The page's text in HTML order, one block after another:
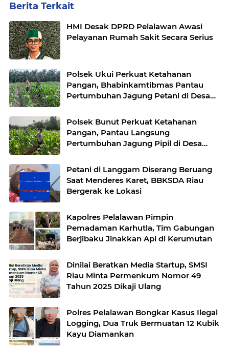
Berita Terkait
HMI Desak DPRD Pelalawan Awasi
Pelayanan Rumah Sakit Secara Serius
Polsek Ukui Perkuat Ketahanan
Pangan, Bhabinkamtibmas Pantau
Pertumbuhan Jagung Petani di Desa
Polsek Bunut Perkuat Ketahanan
Pangan, Pantau Langsung
Pertumbuhan Jagung Pipil di Desa
Petani di Langgam Diserang Beruang
Saat Menderes Karet, BBKSDA Riau
Bergerak ke Lokasi
Kapolres Pelalawan Pimpin
Pemadaman Karhutla, Tim Gabungan
Berjibaku Jinakkan Api di Kerumutan
Dinilai Beratkan Media Startup, SMSI
Riau Minta Permenkum Nomor 49
Tahun 2025 Dikaji Ulang
Polres Pelalawan Bongkar Kasus Ilegal
Logging, Dua Truk Bermuatan 12 Kubik
Kayu Diamankan